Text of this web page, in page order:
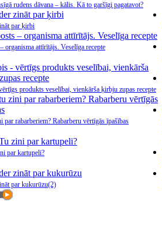
rudens dāvana – kālis. Kā to garšīgi pagatavot?
par ķirbi
organisma attīrītājs. Veselīga recepte
produkts veselībai, vienkārša ķirbju zupas recepte
par rabarberiem? Rabarberu vērtīgās īpašības
par kartupeli?
par kukurūzu(2)